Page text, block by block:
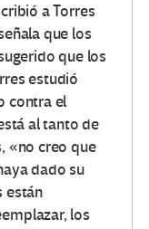
a Torres
que los
que los
estudió
contra el
al tanto de
«no creo que
dado su
están
los